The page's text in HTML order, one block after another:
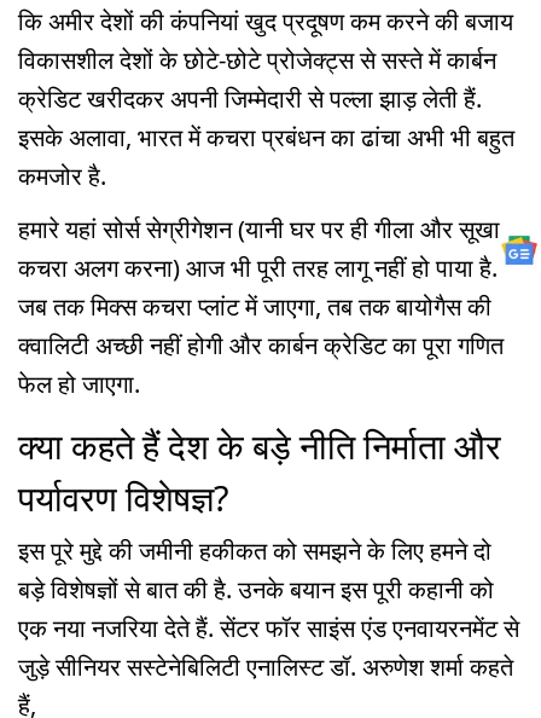
कि अमीर देशों की कंपनियां खुद प्रदूषण कम करने की बजाय
विकासशील देशों के छोटे-छोटे प्रोजेक्ट्स से सस्ते में कार्बन
क्रेडिट खरीदकर अपनी जिम्मेदारी से पल्ला झाड़ लेती हैं.
इसके अलावा, भारत में कचरा प्रबंधन का ढांचा अभी भी बहुत
कमजोर है.
हमारे यहां सोर्स सेग्रीगेशन (यानी घर पर ही गीला और सूखा
कचरा अलग करना) आज भी पूरी तरह लागू नहीं हो पाया है.
जब तक मिक्स कचरा प्लांट में जाएगा, तब तक बायोगैस की
क्वालिटी अच्छी नहीं होगी और कार्बन क्रेडिट का पूरा गणित
फेल हो जाएगा.
क्या कहते हैं देश के बड़े नीति निर्माता और
पर्यावरण विशेषज्ञ?
इस पूरे मुद्दे की जमीनी हकीकत को समझने के लिए हमने दो
बड़े विशेषज्ञों से बात की है. उनके बयान इस पूरी कहानी को
एक नया नजरिया देते हैं. सेंटर फॉर साइंस एंड एनवायरनमेंट से
जुड़े सीनियर सस्टेनेबिलिटी एनालिस्ट डॉ. अरुणेश शर्मा कहते
हैं,